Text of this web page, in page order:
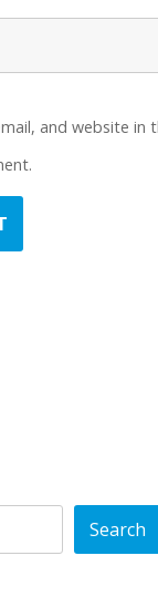
and website in
Search